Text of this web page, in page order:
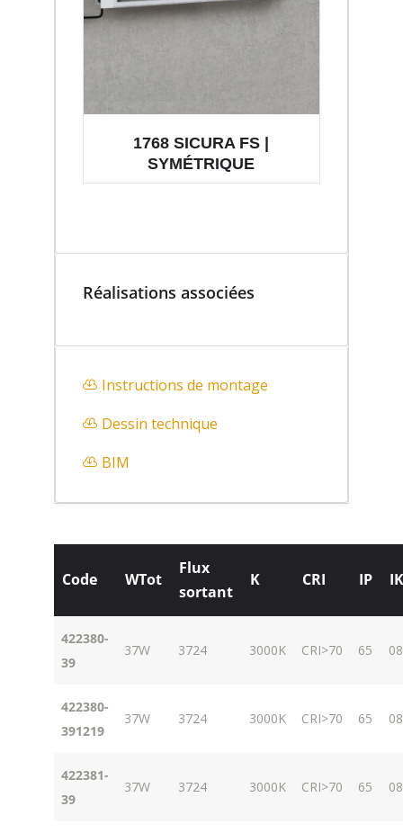
1768 SICURA FS |
SYMÉTRIQUE
Réalisations associées
Instructions de montage
Dessin technique
BIM
Code WTot
Flux
sortant
K CRI IP
422380-
39
37W 3724 3000K CRI>70 65 08
422380-
391219
37W 3724 3000K CRI>70 65 08
422381-
39
37W 3724 3000K CRI>70 65 08